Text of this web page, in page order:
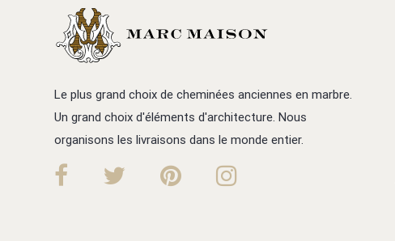
Le plus grand choix de cheminées anciennes en marbre.
Un grand choix d'éléments d'architecture. Nous
organisons les livraisons dans le monde entier.